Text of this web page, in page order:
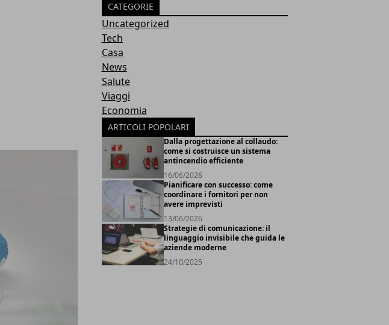
CATEGORIE
Uncategorized
Tech
Casa
News
Salute
Viaggi
Economia
ARTICOLI POPOLARI
Dalla progettazione al collaudo:
come si costruisce un sistema
antincendio efficiente
16/06/2026
Pianificare con successo: come
coordinare i fornitori per non
avere imprevisti
13/06/2026
Strategie di comunicazione: il
linguaggio invisibile che guida le
aziende moderne
24/10/2025